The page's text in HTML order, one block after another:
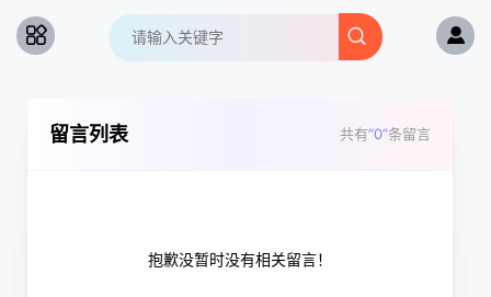
留言列表 共有“0”条留言
抱歉没暂时没有相关留言！